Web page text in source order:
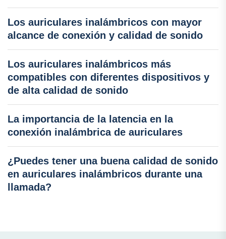
Los auriculares inalámbricos con mayor
alcance de conexión y calidad de sonido
Los auriculares inalámbricos más
compatibles con diferentes dispositivos y
de alta calidad de sonido
La importancia de la latencia en la
conexión inalámbrica de auriculares
¿Puedes tener una buena calidad de sonido
en auriculares inalámbricos durante una
llamada?